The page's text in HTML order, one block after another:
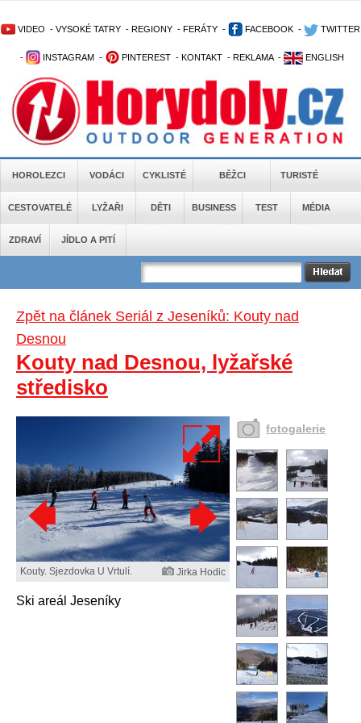
VIDEO - VYSOKÉ TATRY - REGIONY - FERÁTY - FACEBOOK - TWITTER
- INSTAGRAM - PINTEREST - KONTAKT - REKLAMA - ENGLISH
HOROLEZCI VODÁCI CYKLISTÉ BĚŽCI TURISTÉ
CESTOVATELÉ LYŽAŘI DĚTI BUSINESS TEST MÉDIA
ZDRAVÍ JÍDLO A PITÍ
Zpět na článek Seriál z Jeseníků: Kouty nad
Desnou
Kouty nad Desnou, lyžařské
středisko
Kouty. Sjezdovka U Vrtulí. Jirka Hodic
Ski areál Jeseníky
fotogalerie